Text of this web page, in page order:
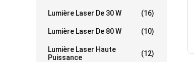
Lumière Laser De 30 W (16)
Lumière Laser De 80 W (10)
Lumière Laser Haute
Puissance
(12)